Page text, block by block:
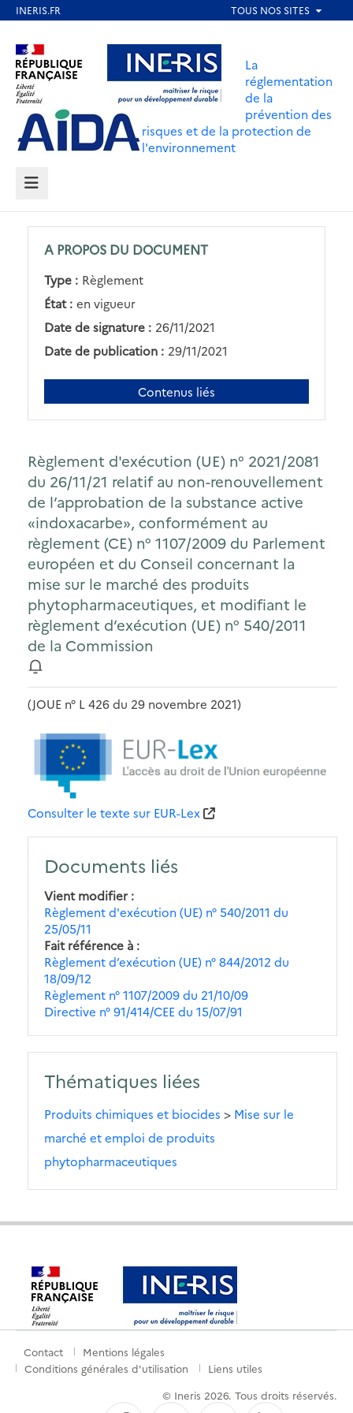
contenu
principal
Aller au contenu Aller au menu
Aller au pied de page
La
réglementation
de la
prévention des
risques et de la protection de
l'environnement
MENU
A PROPOS DU DOCUMENT
Type : Règlement
État : en vigueur
Date de signature : 26/11/2021
Date de publication : 29/11/2021
Contenus liés
Règlement d'exécution (UE) n° 2021/2081
du 26/11/21 relatif au non-renouvellement
de l’approbation de la substance active
«indoxacarbe», conformément au
règlement (CE) n° 1107/2009 du Parlement
européen et du Conseil concernant la
mise sur le marché des produits
phytopharmaceutiques, et modifiant le
règlement d’exécution (UE) n° 540/2011
de la Commission
(JOUE n° L 426 du 29 novembre 2021)
Consulter le texte sur EUR-Lex
Documents liés
Vient modifier
Règlement d'exécution (UE) n° 540/2011 du
25/05/11
Fait référence à
Règlement d’exécution (UE) n° 844/2012 du
18/09/12
Règlement n° 1107/2009 du 21/10/09
Directive n° 91/414/CEE du 15/07/91
Thématiques liées
Produits chimiques et biocides > Mise sur le
marché et emploi de produits
phytopharmaceutiques
Menu
Contact
Mentions légales
Conditions générales d'utilisation
Liens utiles
© Ineris 2026. Tous droits réservés.